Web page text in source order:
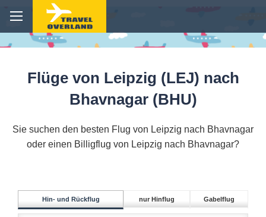
Flüge von Leipzig (LEJ) nach
Bhavnagar (BHU)
Sie suchen den besten Flug von Leipzig nach Bhavnagar
oder einen Billigflug von Leipzig nach Bhavnagar?
Hin- und Rückflug nur Hinflug Gabelflug